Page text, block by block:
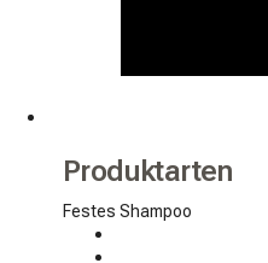
Produktarten
Festes Shampoo